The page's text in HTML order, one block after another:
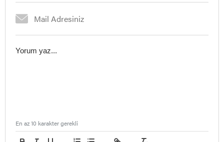
En az 10 karakter gerekli